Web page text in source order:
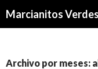
Marcianitos Verdes
Archivo por meses: